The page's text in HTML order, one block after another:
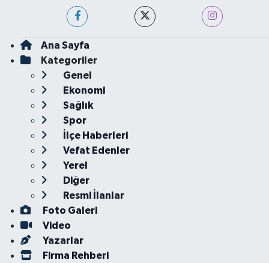
Ana Sayfa
Kategoriler
Genel
Ekonomi
Sağlık
Spor
İlçe Haberleri
Vefat Edenler
Yerel
Diğer
Resmi İlanlar
Foto Galeri
Video
Yazarlar
Firma Rehberi